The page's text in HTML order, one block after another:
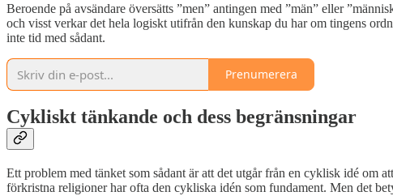
Beroende på avsändare översätts ”men” antingen med ”män” eller
och visst verkar det hela logiskt utifrån den kunskap du har om tingens
inte tid med sådant.
Prenumerera
Cykliskt tänkande och dess begränsningar
Ett problem med tänket som sådant är att det utgår från en cyklisk idé om
förkristna religioner har ofta den cykliska idén som fundament. Men det